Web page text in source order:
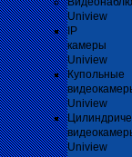
Uniview
IP
камеры
Uniview
Купольные
Uniview
Uniview